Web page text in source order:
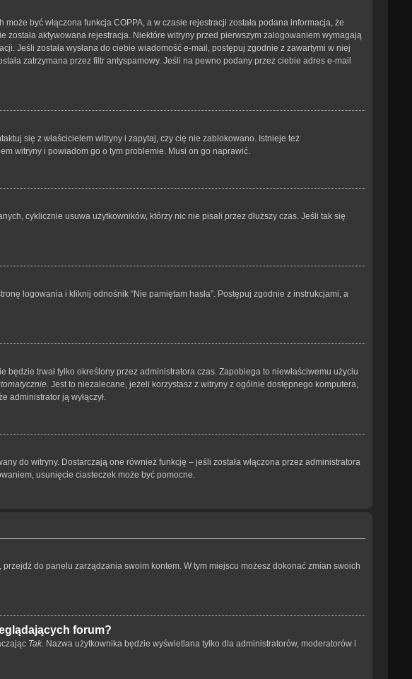
być włączona funkcja COPPA, a w czasie rejestracji została podana informacja, że
została aktywowana rejestracja. Niektóre witryny przed pierwszym zalogowaniem wymagają
Jeśli została wysłana do ciebie wiadomość e-mail, postępuj zgodnie z zawartymi w niej
zatrzymana przez filtr antyspamowy. Jeśli na pewno podany przez ciebie adres e-mail
się z właścicielem witryny i zapytaj, czy cię nie zablokowano. Istnieje też
witryny i powiadom go o tym problemie. Musi on go naprawić.
cyklicznie usuwa użytkowników, którzy nic nie pisali przez dłuższy czas. Jeśli tak się
logowania i kliknij odnośnik “Nie pamiętam hasła”. Postępuj zgodnie z instrukcjami, a
trwał tylko określony przez administratora czas. Zapobiega to niewłaściwemu użyciu
. Jest to niezalecane, jeżeli korzystasz z witryny z ogólnie dostępnego komputera,
administrator ją wyłączył.
do witryny. Dostarczają one również funkcję – jeśli została włączona przez administratora
usunięcie ciasteczek może być pomocne.
do panelu zarządzania swoim kontem. W tym miejscu możesz dokonać zmian swoich
forum?
Tak. Nazwa użytkownika będzie wyświetlana tylko dla administratorów, moderatorów i